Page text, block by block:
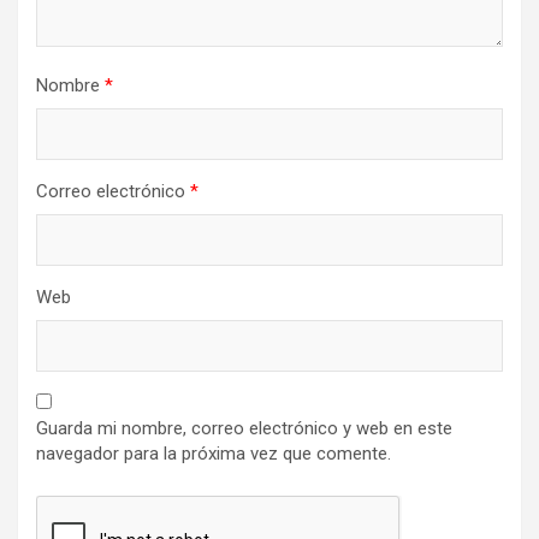
Nombre *
Correo electrónico *
Web
Guarda mi nombre, correo electrónico y web en este
navegador para la próxima vez que comente.